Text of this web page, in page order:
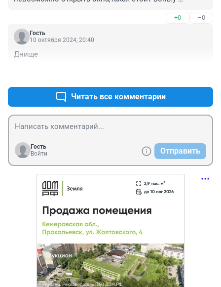
мемориалы.
+0 –0
Гость
10 октября 2024, 20:40
Днище
Читать все комментарии
Гость
Войти
Отправить